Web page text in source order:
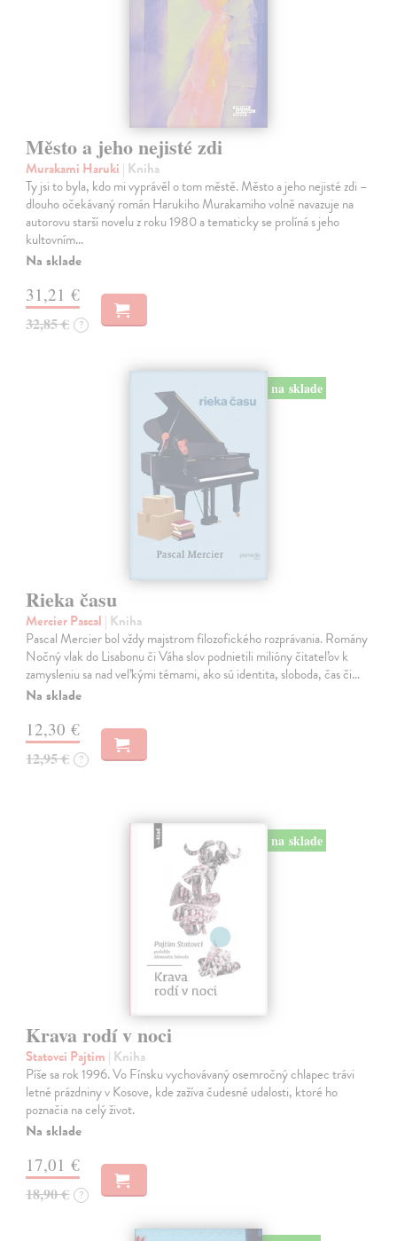
Město a jeho nejisté zdi
Murakami Haruki | Kniha
Ty jsi to byla, kdo mi vyprávěl o tom městě. Město a jeho nejisté zdi –
dlouho očekávaný román Harukiho Murakamiho volně navazuje na
autorovu starší novelu z roku 1980 a tematicky se prolíná s jeho
kultovním…
Na sklade
31,21 €
32,85 € ?
na sklade
Rieka času
Mercier Pascal | Kniha
Pascal Mercier bol vždy majstrom filozofického rozprávania. Romány
Nočný vlak do Lisabonu či Váha slov podnietili milióny čitateľov k
zamysleniu sa nad veľkými témami, ako sú identita, sloboda, čas či…
Na sklade
12,30 €
12,95 € ?
na sklade
Krava rodí v noci
Statovci Pajtim | Kniha
Píše sa rok 1996. Vo Fínsku vychovávaný osemročný chlapec trávi
letné prázdniny v Kosove, kde zažíva čudesné udalosti, ktoré ho
poznačia na celý život.
Na sklade
17,01 €
18,90 € ?